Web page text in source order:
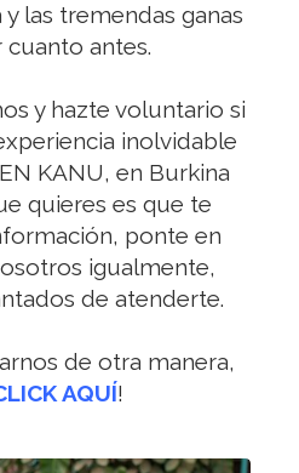
y las tremendas ganas
cuanto antes.
y hazte voluntario si
inolvidable
KANU, en Burkina
quieres es que te
ponte en
igualmente,
de atenderte.
de otra manera,
AQUÍ!